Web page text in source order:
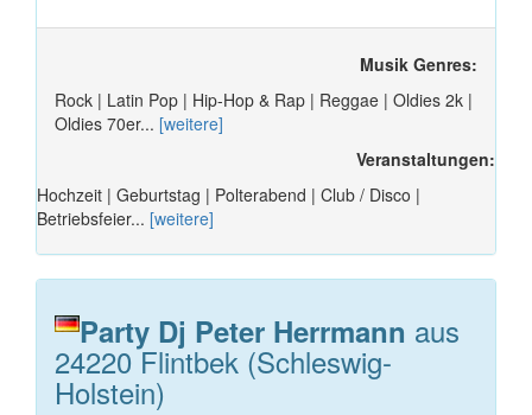
Musik Genres:
Rock | Latin Pop | Hip-Hop & Rap | Reggae | Oldies 2k |
Oldies 70er... [weitere]
Veranstaltungen:
Hochzeit | Geburtstag | Polterabend | Club / Disco |
Betriebsfeier... [weitere]
Party Dj Peter Herrmann aus
24220 Flintbek (Schleswig-
Holstein)